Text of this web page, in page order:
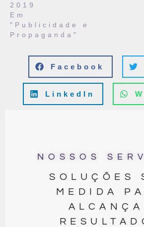
2019
Em
"Publicidade e
Propaganda"
Facebook
LinkedIn
NOSSOS
SOLUÇÕES
MEDIDA